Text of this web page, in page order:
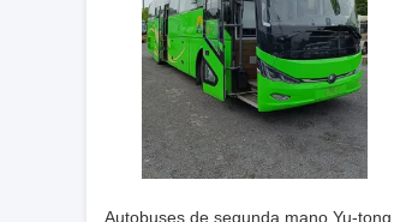
Autobuses de segunda mano Yu-tong